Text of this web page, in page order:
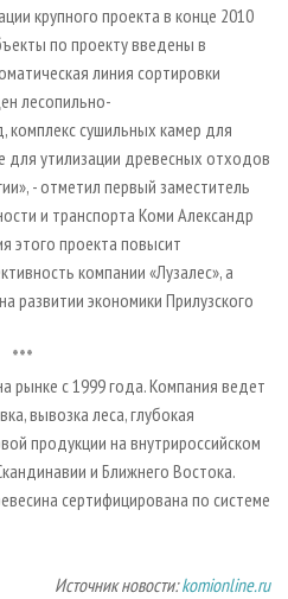
крупного проекта в конце 2010
по проекту введены в
линия сортировки
лесопильно-
сушильных камер для
утилизации древесных отходов
- отметил первый заместитель
и транспорта Коми Александр
этого проекта повысит
компании «Лузалес», а
развитии экономики Прилузского
***
рынке с 1999 года. Компания ведет
вывозка леса, глубокая
продукции на внутрироссийском
и Ближнего Востока.
сертифицирована по системе
Источник новости:komionline.ru